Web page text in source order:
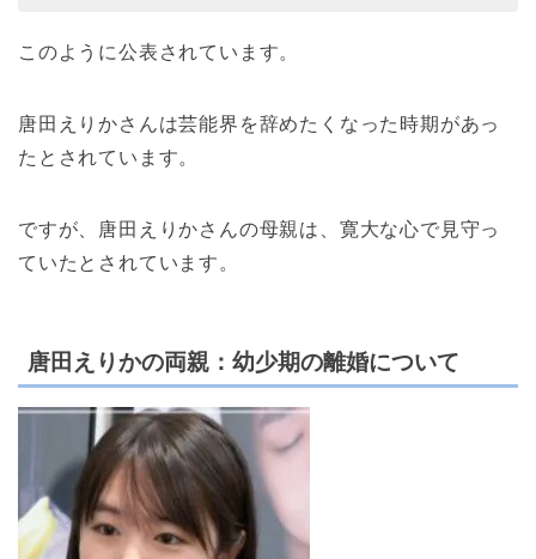
このように公表されています。
唐田えりかさんは芸能界を辞めたくなった時期があっ
たとされています。
ですが、唐田えりかさんの母親は、寛大な心で見守っ
ていたとされています。
唐田えりかの両親：幼少期の離婚について